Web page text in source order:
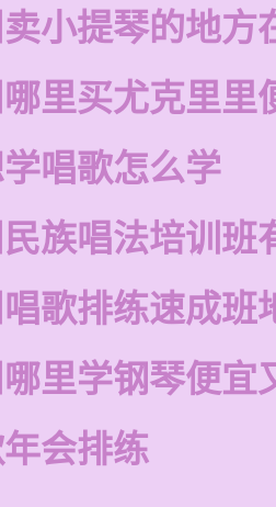
小提琴的地方
里买尤克里里
唱歌怎么学
族唱法培训班
歌排练速成班
里学钢琴便宜
会排练